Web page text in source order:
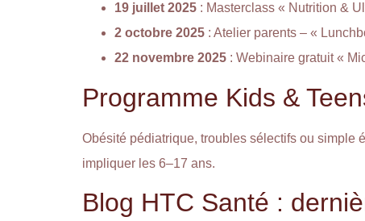
19 juillet 2025 : Masterclass « Nutrition &
2 octobre 2025 : Atelier parents – «
22 novembre 2025 : Webinaire gratuit «
Programme Kids &
Obésité pédiatrique, troubles sélectifs ou simple
impliquer les 6–17 ans.
Blog HTC Santé :